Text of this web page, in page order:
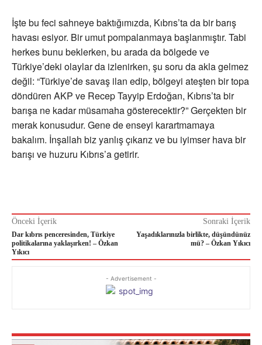
İşte bu feci sahneye baktığımızda, Kıbrıs’ta da bir barış
havası esiyor. Bir umut pompalanmaya başlanmıştır. Tabi
herkes bunu beklerken, bu arada da bölgede ve
Türkiye’deki olaylar da izlenirken, şu soru da akla gelmez
değil: “Türkiye’de savaş ilan edip, bölgeyi ateşten bir topa
döndüren AKP ve Recep Tayyip Erdoğan, Kıbrıs’ta bir
barışa ne kadar müsamaha gösterecektir?” Gerçekten bir
merak konusudur. Gene de enseyi karartmamaya
bakalım. İnşallah biz yanlış çıkarız ve bu iyimser hava bir
barışı ve huzuru Kıbrıs’a getirir.
Önceki İçerik
Dar kıbrıs penceresinden, Türkiye
politikalarına yaklaşırken! – Özkan
Yıkıcı
Sonraki İçerik
Yaşadıklarınızla birlikte, düşündünüz
mü? – Özkan Yıkıcı
- Advertisement -